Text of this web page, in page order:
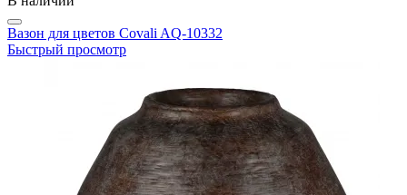
Вазон для цветов Covali AQ-10332
Быстрый просмотр